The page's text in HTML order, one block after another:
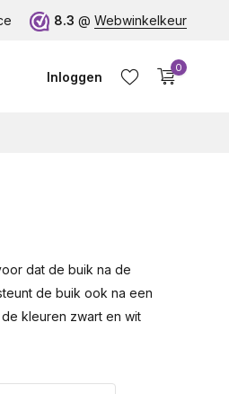
8.3 @ Webwinkelkeur
Inloggen
0
dat de buik na de
de buik ook na een
kleuren zwart en wit